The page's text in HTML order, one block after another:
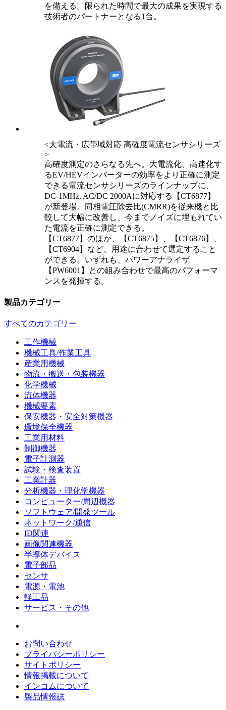
を備える。限られた時間で最大の成果を実現する
技術者のパートナーとなる1台。
<大電流・広帯域対応 高確度電流センサシリーズ
>
高確度測定のさらなる先へ。大電流化、高速化す
るEV/HEVインバーターの効率をより正確に測定
できる電流センサシリーズのラインナップに、
DC-1MHz, AC/DC 2000Aに対応する【CT6877】
が新登場。同相電圧除去比(CMRR)を従来機と比
較して大幅に改善し、今までノイズに埋もれてい
た電流を正確に測定できる。
【CT6877】のほか、【CT6875】、【CT6876】、
【CT6904】など、用途に合わせて選定すること
ができる。いずれも、パワーアナライザ
【PW6001】との組み合わせで最高のパフォーマ
ンスを発揮する。
製品カテゴリー
すべてのカテゴリー
工作機械
機械工具/作業工具
産業用機械
物流・搬送・包装機器
化学機械
流体機器
機械要素
保安機器・安全対策機器
環境保全機器
工業用材料
制御機器
電子計測器
試験・検査装置
工業計器
分析機器・理化学機器
コンピューター/周辺機器
ソフトウェア/開発ツール
ネットワーク/通信
ID関連
画像関連機器
半導体デバイス
電子部品
センサ
電源・電池
軽工品
サービス・その他
お問い合わせ
プライバシーポリシー
サイトポリシー
情報掲載について
インコムについて
製品情報誌